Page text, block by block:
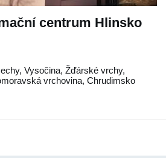
centrum Hlinsko
, Vysočina, Žďárské vrchy,
vrchovina, Chrudimsko